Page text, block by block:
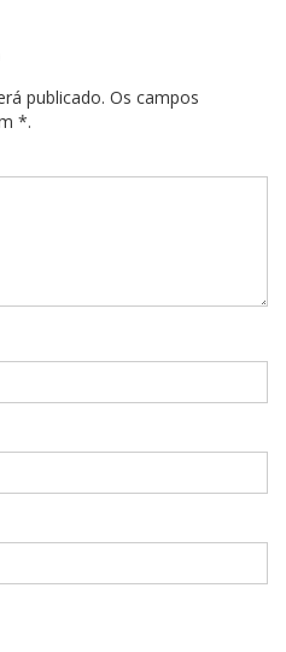
publicado. Os campos
*.